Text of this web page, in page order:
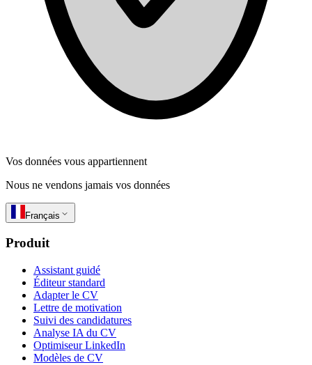
Vos données vous appartiennent
Nous ne vendons jamais vos données
Français
Produit
Assistant guidé
Éditeur standard
Adapter le CV
Lettre de motivation
Suivi des candidatures
Analyse IA du CV
Optimiseur LinkedIn
Modèles de CV